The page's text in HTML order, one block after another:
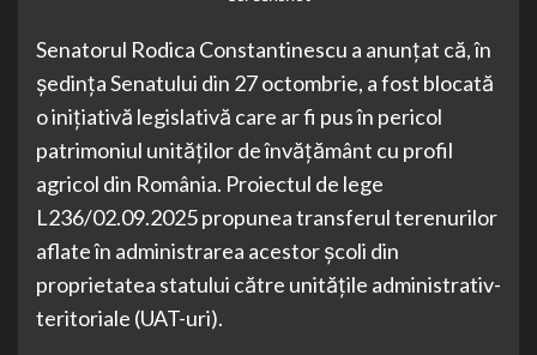
Senatorul Rodica Constantinescu a anunțat că, în
ședința Senatului din 27 octombrie, a fost blocată
o inițiativă legislativă care ar fi pus în pericol
patrimoniul unităților de învățământ cu profil
agricol din România. Proiectul de lege
L236/02.09.2025 propunea transferul terenurilor
aflate în administrarea acestor școli din
proprietatea statului către unitățile administrativ-
teritoriale (UAT-uri).